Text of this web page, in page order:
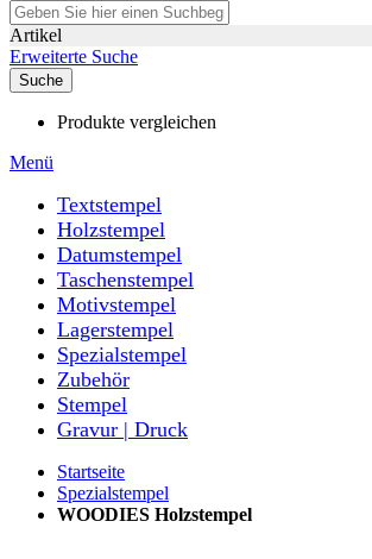
Artikel
Erweiterte Suche
Suche
Produkte vergleichen
Menü
Textstempel
Holzstempel
Datumstempel
Taschenstempel
Motivstempel
Lagerstempel
Spezialstempel
Zubehör
Stempel
Gravur | Druck
Startseite
Spezialstempel
WOODIES Holzstempel